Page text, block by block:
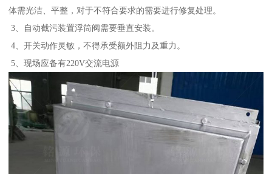
体需光洁、平整，对于不符合要求的需要进行修复处理。
3、自动截污装置浮筒阀需要垂直安装。
4、开关动作灵敏，不得承受额外阻力及重力。
5、现场应备有220V交流电源